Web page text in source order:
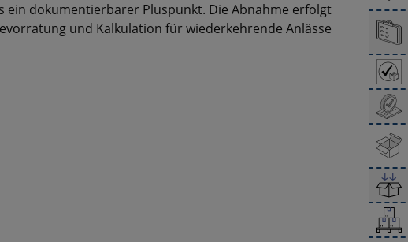
ein dokumentierbarer Pluspunkt. Die Abnahme erfolgt
und Kalkulation für wiederkehrende Anlässe